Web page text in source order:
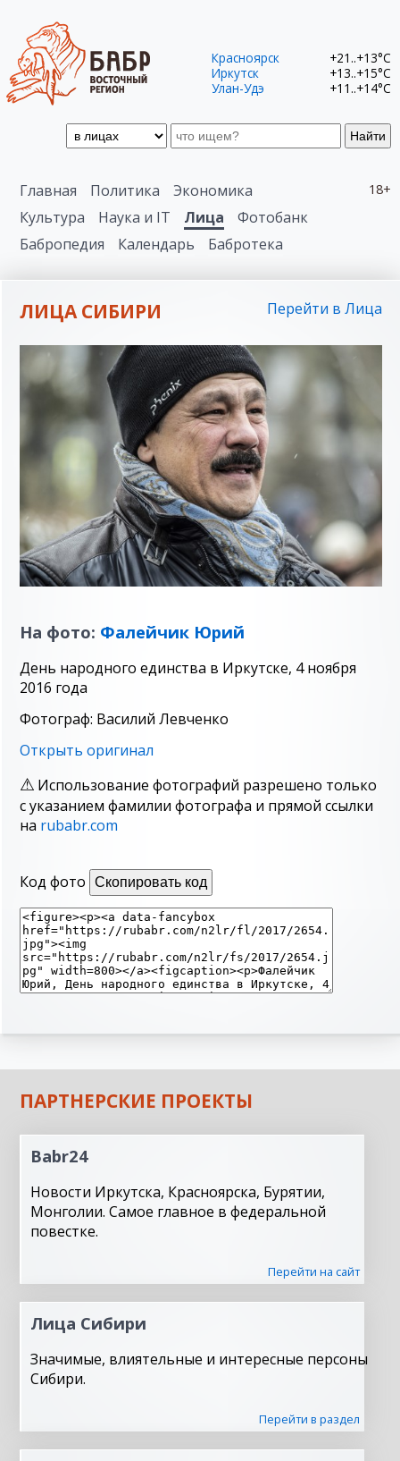
Найти
Красноярск
+21..+13°C
Иркутск
+13..+15°C
Улан-Удэ
+11..+14°C
18+
Главная Политика
Экономика
Культура
Наука и IT Лица
Фотобанк
Бабропедия
Календарь Бабротека
ЛИЦА СИБИРИ Перейти в Лица
На фото: Фалейчик Юрий
День народного единства в Иркутске, 4 ноября
2016 года
Фотограф: Василий Левченко
Открыть оригинал
Использование фотографий разрешено только
с указанием фамилии фотографа и прямой ссылки
на rubabr.com
Код фото Скопировать код
ПАРТНЕРСКИЕ ПРОЕКТЫ
Babr24
Новости Иркутска, Красноярска, Бурятии,
Монголии. Самое главное в федеральной
повестке.
Перейти на сайт
Лица Сибири
Значимые, влиятельные и интересные персоны
Сибири.
Перейти в раздел